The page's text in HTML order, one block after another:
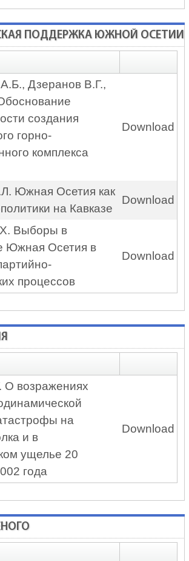
ПОДДЕРЖКА ЮЖНОЙ ОСЕТИИ
Дзеранов В.Г.,
создания
горно-
комплекса
Download
Южная Осетия как
на Кавказе
Download
Выборы в
Южная Осетия в
процессов
Download
О возражениях
на
и в
ущелье 20
года
Download